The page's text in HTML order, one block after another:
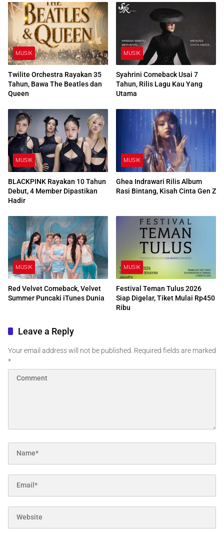
MUSIK
Twilite Orchestra Rayakan 35
Tahun, Bawa The Beatles dan
Queen
MUSIK
Syahrini Comeback Usai 7
Tahun, Rilis Lagu Kau Yang
Utama
MUSIK
BLACKPINK Rayakan 10 Tahun
Debut, 4 Member Dipastikan
Hadir
MUSIK
Ghea Indrawari Rilis Album
Rasi Bintang, Kisah Cinta Gen Z
MUSIK
Red Velvet Comeback, Velvet
Summer Puncaki iTunes Dunia
MUSIK
Festival Teman Tulus 2026
Siap Digelar, Tiket Mulai Rp450
Ribu
Leave a Reply
Your email address will not be published. Required fields are marked
*